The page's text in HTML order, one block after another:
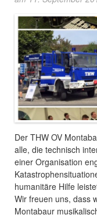
Der THW OV
alle, die technisch
einer Organisation
humanitäre Hilfe
Wir freuen uns, dass
Montabaur